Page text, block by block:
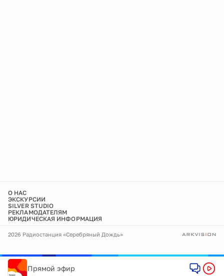
О НАС
ЭКСКУРСИИ
SILVER STUDIO
РЕКЛАМОДАТЕЛЯМ
ЮРИДИЧЕСКАЯ ИНФОРМАЦИЯ
2026 Радиостанция «Серебряный Дождь»
Прямой эфир